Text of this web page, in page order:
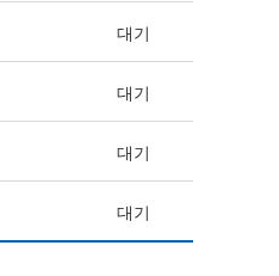
대기
대기
대기
대기